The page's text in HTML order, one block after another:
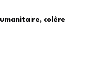
colère